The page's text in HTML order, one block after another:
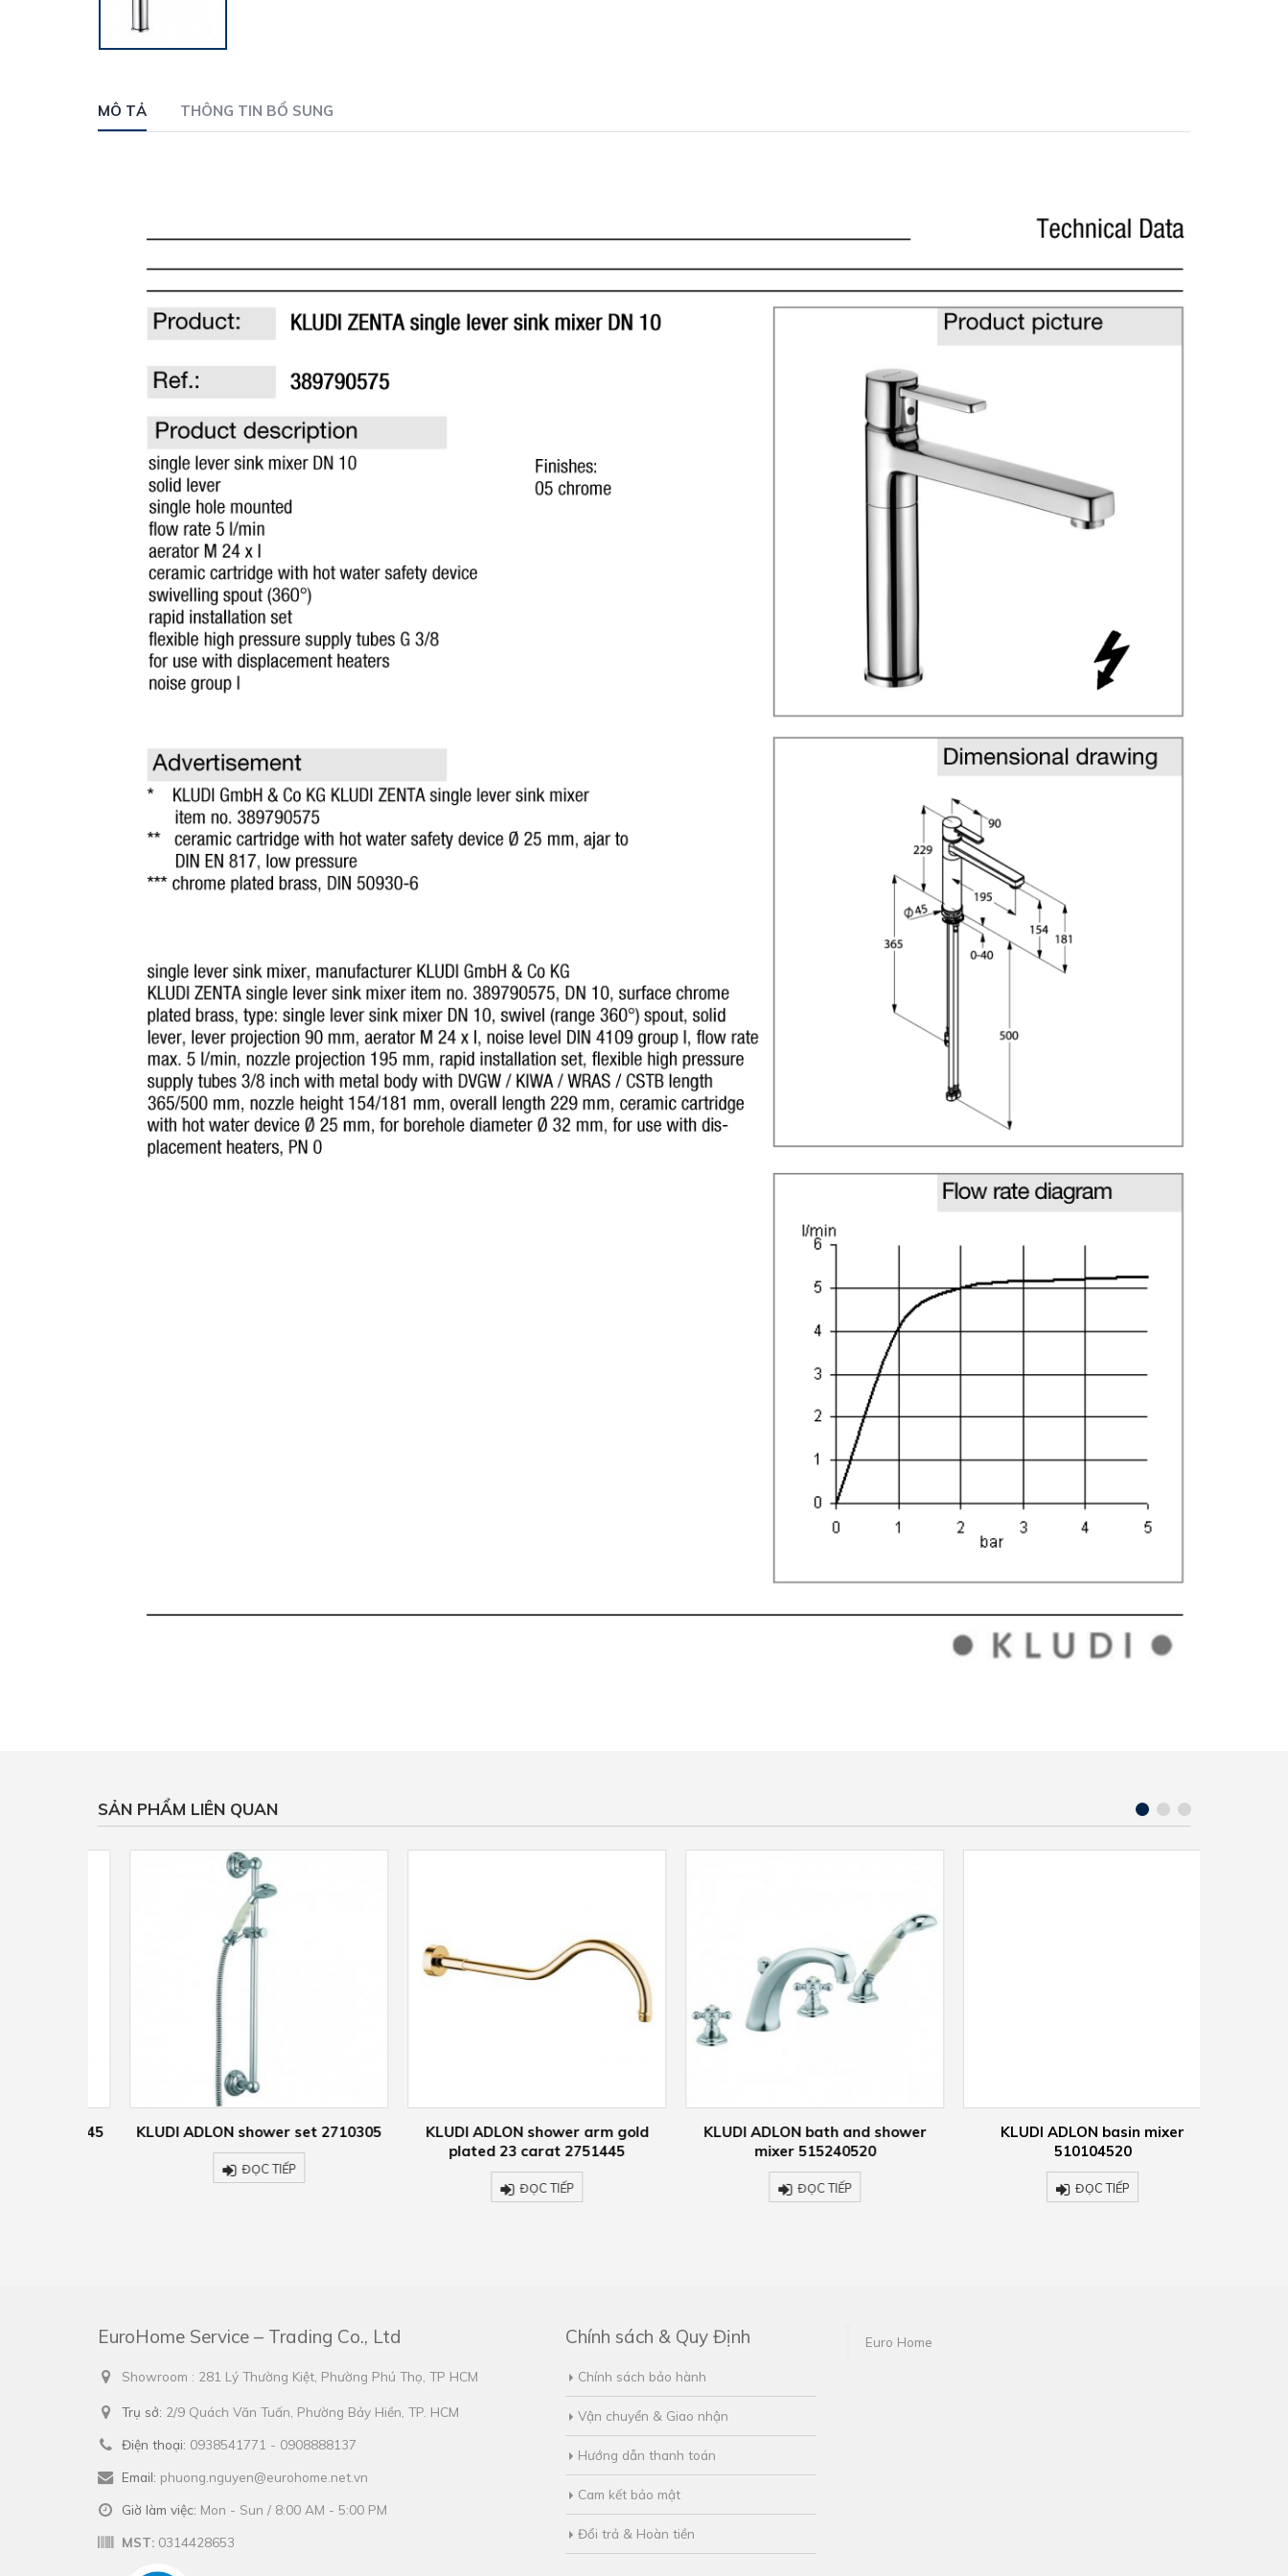
MÔ TẢ THÔNG TIN BỔ SUNG
SẢN PHẨM LIÊN QUAN
KLUDI ADLON shower set 2710305
ĐỌC TIẾP
KLUDI ADLON shower arm gold
plated 23 carat 2751445
ĐỌC TIẾP
KLUDI ADLON bath and shower
mixer 515240520
ĐỌC TIẾP
KLUDI ADLON basin mixer
510104520
ĐỌC TIẾP
EuroHome Service – Trading Co., Ltd
Showroom : 281 Lý Thường Kiệt, Phường Phú Thọ, TP HCM
Trụ sở: 2/9 Quách Văn Tuấn, Phường Bảy Hiền, TP. HCM
Điện thoại: 0938541771 - 0908888137
Email: phuong.nguyen@eurohome.net.vn
Giờ làm việc: Mon - Sun / 8:00 AM - 5:00 PM
MST: 0314428653
Chính sách & Quy Định
Chính sách bảo hành
Vận chuyển & Giao nhận
Hướng dẫn thanh toán
Cam kết bảo mật
Đổi trả & Hoàn tiền
Euro Home